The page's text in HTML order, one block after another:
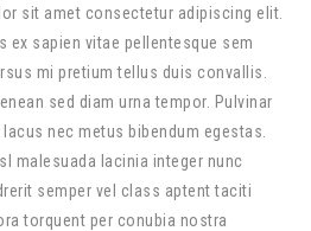
sit amet consectetur adipiscing elit.
ex sapien vitae pellentesque sem
mi pretium tellus duis convallis.
sed diam urna tempor. Pulvinar
nec metus bibendum egestas.
malesuada lacinia integer nunc
semper vel class aptent taciti
torquent per conubia nostra